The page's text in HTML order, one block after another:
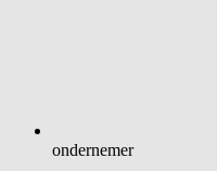
ondernemer